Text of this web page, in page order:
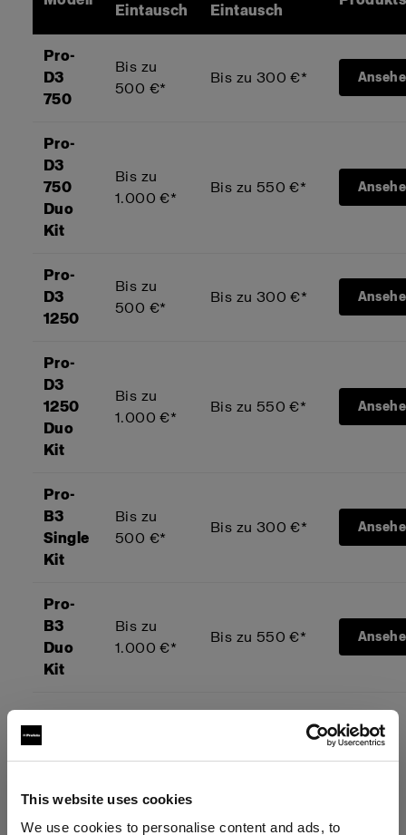
This website uses cookies
We use cookies to personalise content and ads, to
Eintausch
Eintausch
Pro-
D3
750
Bis zu
500 €*
Bis zu 300 €*
Pro-
D3
750
Duo
Kit
Bis zu
1.000 €*
Bis zu 550 €*
Pro-
D3
1250
Bis zu
500 €*
Bis zu 300 €*
Pro-
D3
1250
Duo
Kit
Bis zu
1.000 €*
Bis zu 550 €*
Pro-
B3
Single
Kit
Bis zu
500 €*
Bis zu 300 €*
Pro-
B3
Duo
Kit
Bis zu
1.000 €*
Bis zu 550 €*
*oder der entsprechende Betrag in Ihrer
Trade-Up starten